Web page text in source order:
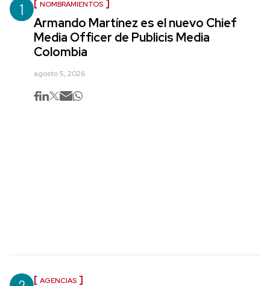
1 NOMBRAMIENTOS
Armando Martínez es el nuevo Chief
Media Officer de Publicis Media
Colombia
agosto 5, 2026
AGENCIAS